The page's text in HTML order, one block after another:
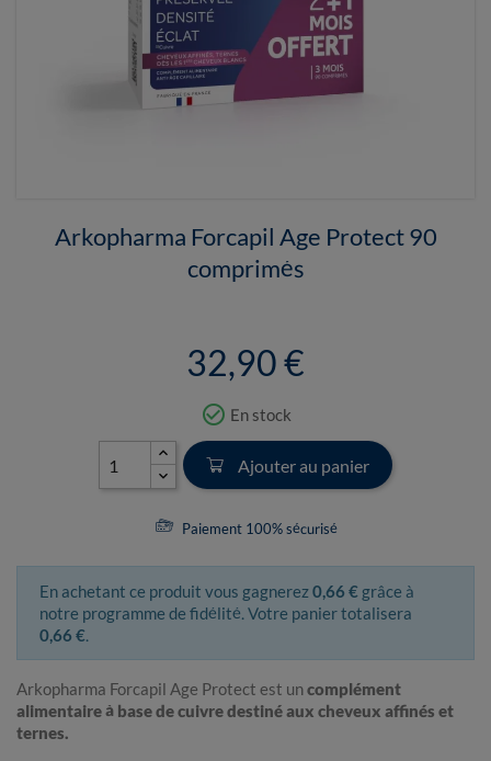
Arkopharma Forcapil Age Protect 90
comprimés
32,90 €
check_circle_outline En stock
Ajouter au panier
Paiement 100% sécurisé
En achetant ce produit vous gagnerez0,66 € grâce à
notre programme de fidélité. Votre panier totalisera
0,66 €.
Arkopharma Forcapil Age Protect est uncomplément
alimentaire à base de cuivre destiné aux cheveux affinés et
ternes.